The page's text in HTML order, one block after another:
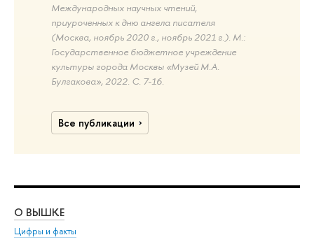
Международных научных чтений,
приуроченных к дню ангела писателя
(Москва, ноябрь 2020 г., ноябрь 2021 г.). М.:
Государственное бюджетное учреждение
культуры города Москвы «Музей М.А.
Булгакова», 2022. С. 7-16.
Все публикации
О ВЫШКЕ
Цифры и факты